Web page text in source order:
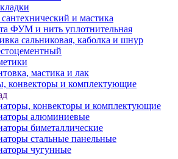
и мастика
ФУМ и нить уплотнительная
сальниковая, каболка и шнур
мастика и лак
конвекторы и комплектующие
конвекторы и комплектующие
алюминиевые
биметаллические
стальные панельные
чугунные